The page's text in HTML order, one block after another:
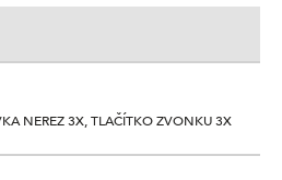
NEREZ 3X, TLAČÍTKO ZVONKU 3X